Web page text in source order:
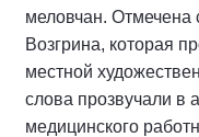
меловчан. Отмечена
Возгрина, которая
местной
слова прозвучали в
медицинского